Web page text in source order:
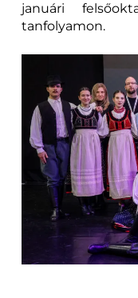
januári
tanfolyamon.